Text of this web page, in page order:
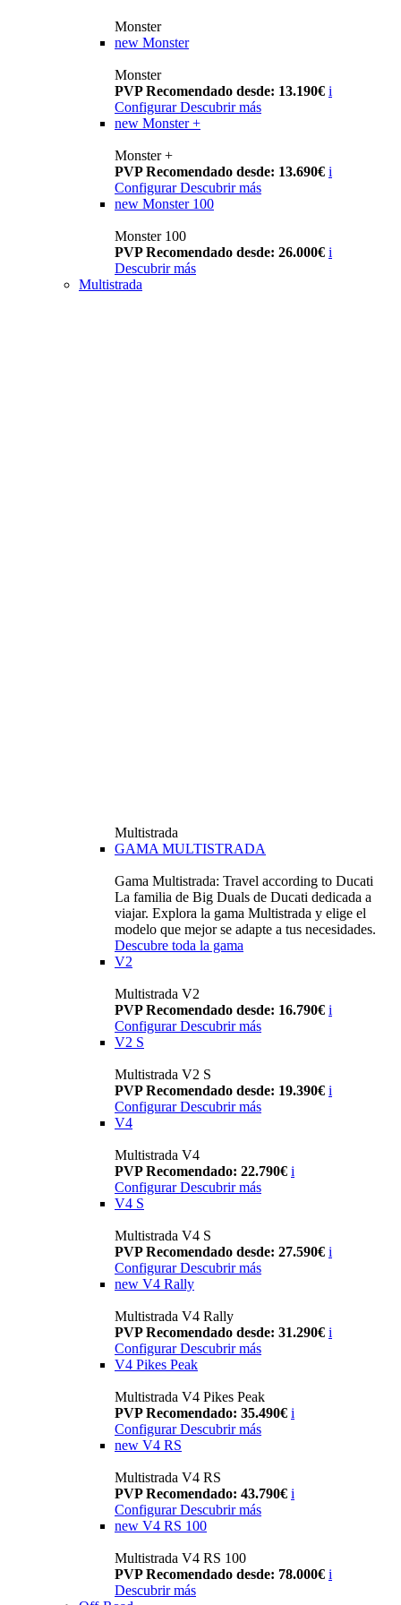
Monster
new Monster
Monster
PVP Recomendado desde: 13.190€ i
Configurar Descubrir más
new Monster +
Monster +
PVP Recomendado desde: 13.690€ i
Configurar Descubrir más
new Monster 100
Monster 100
PVP Recomendado desde: 26.000€ i
Descubrir más
Multistrada
Multistrada
GAMA MULTISTRADA
Gama Multistrada: Travel according to Ducati
La familia de Big Duals de Ducati dedicada a
viajar. Explora la gama Multistrada y elige el
modelo que mejor se adapte a tus necesidades.
Descubre toda la gama
V2
Multistrada V2
PVP Recomendado desde: 16.790€ i
Configurar Descubrir más
V2 S
Multistrada V2 S
PVP Recomendado desde: 19.390€ i
Configurar Descubrir más
V4
Multistrada V4
PVP Recomendado: 22.790€ i
Configurar Descubrir más
V4 S
Multistrada V4 S
PVP Recomendado desde: 27.590€ i
Configurar Descubrir más
new V4 Rally
Multistrada V4 Rally
PVP Recomendado desde: 31.290€ i
Configurar Descubrir más
V4 Pikes Peak
Multistrada V4 Pikes Peak
PVP Recomendado: 35.490€ i
Configurar Descubrir más
new V4 RS
Multistrada V4 RS
PVP Recomendado: 43.790€ i
ConfigurarDescubrir más
new V4 RS 100
Multistrada V4 RS 100
PVP Recomendado desde: 78.000€ i
Descubrir más